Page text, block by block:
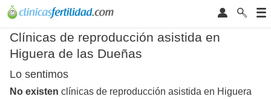
Clínicas de reproducción asistida en
Higuera de las Dueñas
Lo sentimos
No existen clínicas de reproducción asistida en Higuera